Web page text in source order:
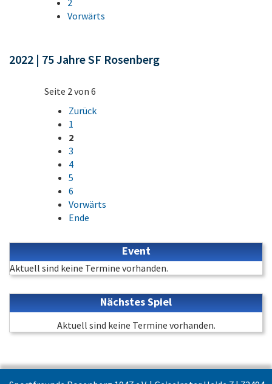
Vorwärts
2022 | 75 Jahre SF Rosenberg
Seite 2 von 6
Zurück
1
2
3
4
5
6
Vorwärts
Ende
Event
Aktuell sind keine Termine vorhanden.
Nächstes Spiel
Aktuell sind keine Termine vorhanden.